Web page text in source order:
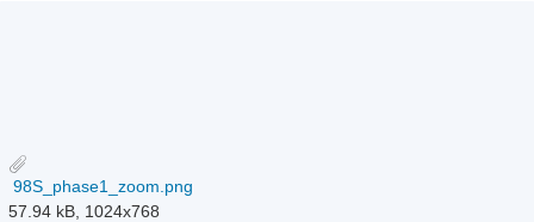
98S_phase1_zoom.png
57.94 kB, 1024x768